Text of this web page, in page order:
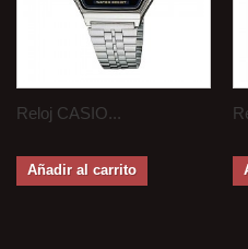
Reloj CASIO...
Añadir al carrito